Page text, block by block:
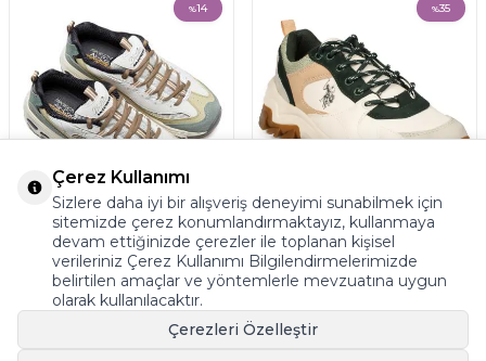
%14
Ücretsiz
Kargo
+2
Skechers 13167 Z Dlites-Summer Çok
Renkli Kadın Spor Ayakkabı
8.299,00
%35
Kargo
U.s. Polo Assn. .Tracky-Z Günlük Beyaz
Kadın Spor Ayakkabı
Çerez Kullanımı
Sizlere daha iyi bir alışveriş deneyimi sunabilmek için
sitemizde çerez konumlandırmaktayız, kullanmaya
devam ettiğinizde çerezler ile toplanan kişisel
verileriniz Çerez Kullanımı Bilgilendirmelerimizde
belirtilen amaçlar ve yöntemlerle mevzuatına uygun
olarak kullanılacaktır.
Çerezleri Özelleştir